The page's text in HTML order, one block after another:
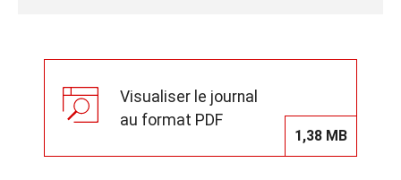
Visualiser le journal
au format PDF
1,38 MB